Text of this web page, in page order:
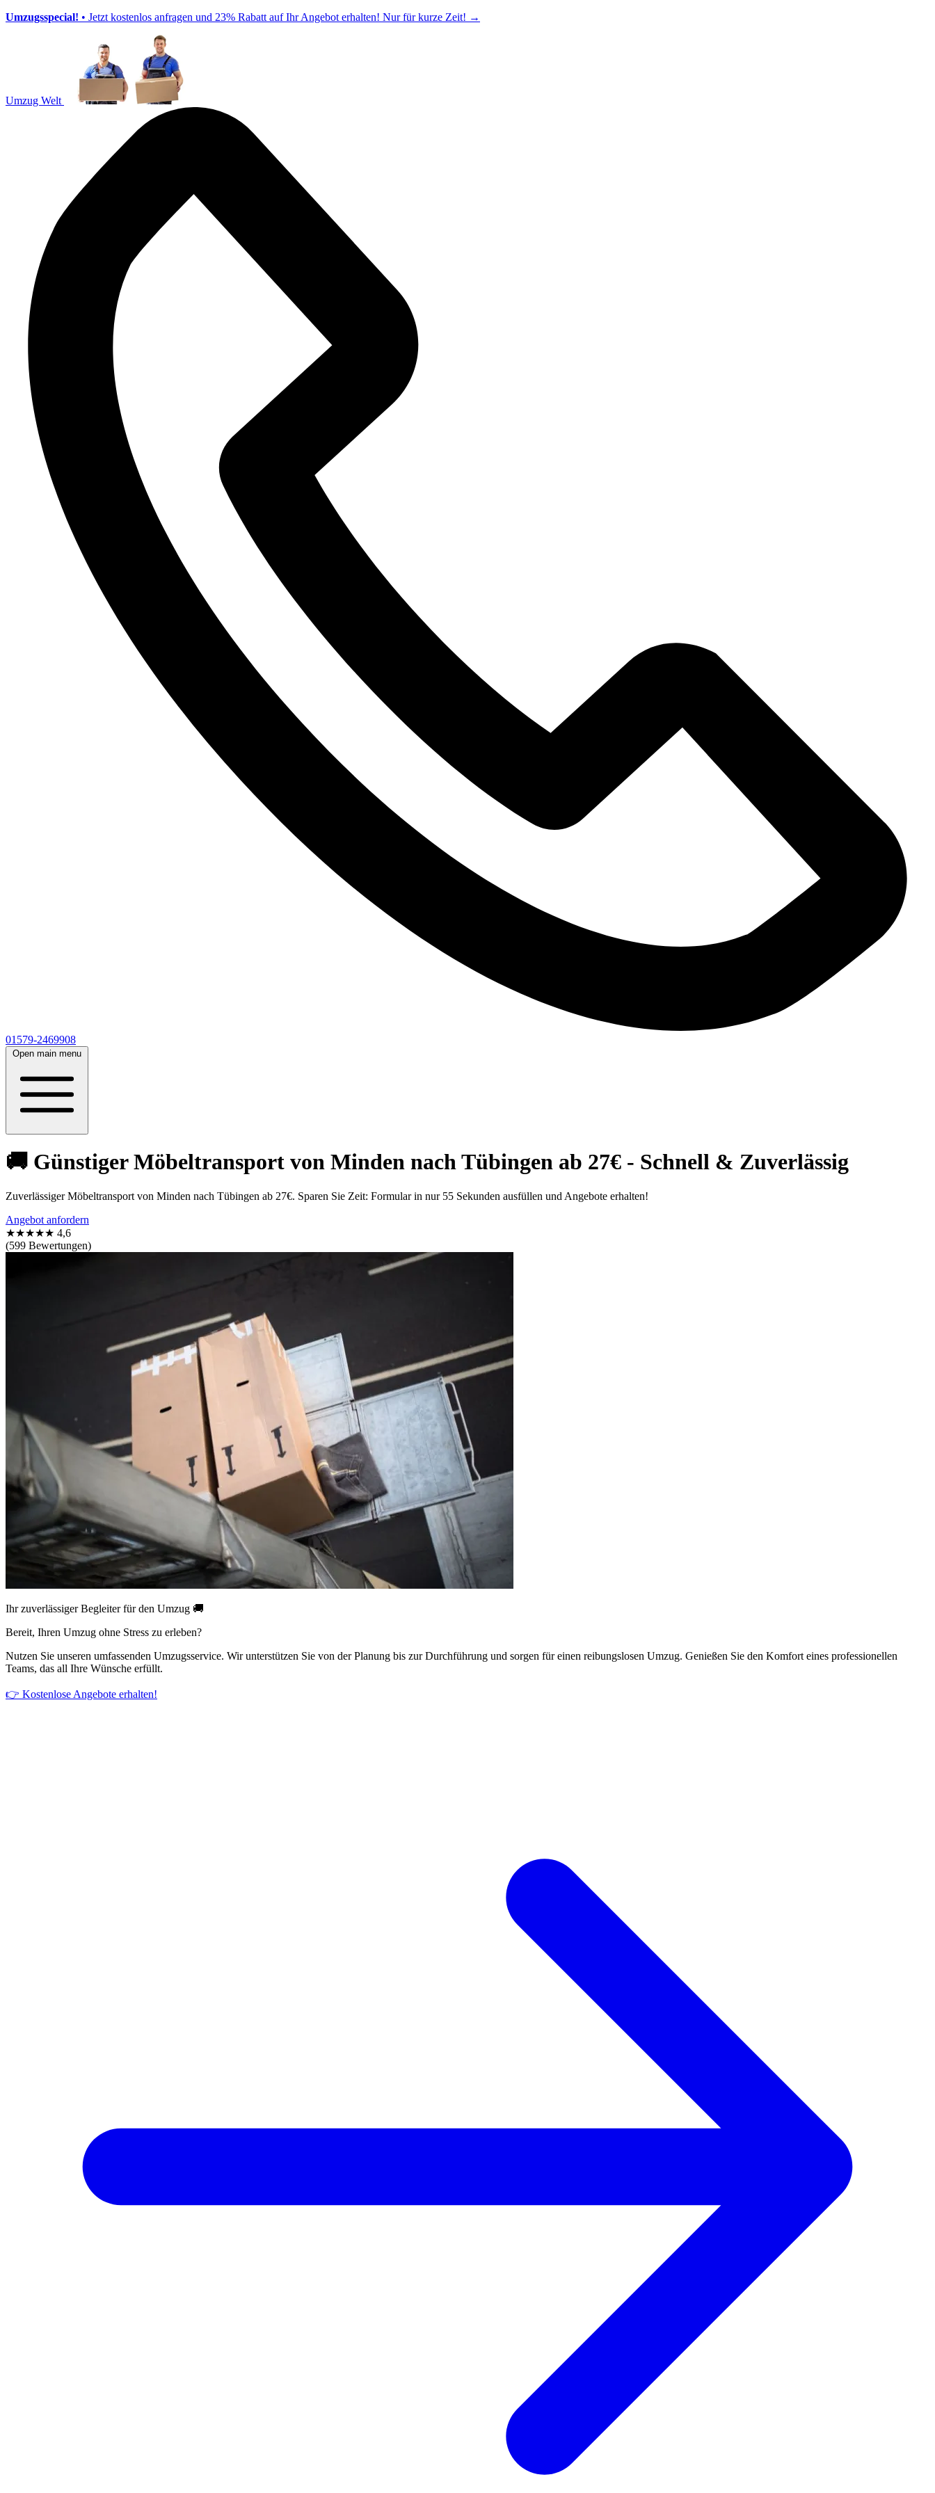
Umzugsspecial! • Jetzt kostenlos anfragen und 23% Rabatt auf Ihr Angebot erhalten! Nur für kurze Zeit! →
Umzug Welt
01579-2469908
Open main menu
🚚 Günstiger Möbeltransport von Minden nach Tübingen ab 27€ - Schnell & Zuverlässig
Zuverlässiger Möbeltransport von Minden nach Tübingen ab 27€. Sparen Sie Zeit: Formular in nur 55 Sekunden ausfüllen und Angebote erhalten!
Angebot anfordern
★★★★★ 4,6
(599 Bewertungen)
Ihr zuverlässiger Begleiter für den Umzug 🚚
Bereit, Ihren Umzug ohne Stress zu erleben?
Nutzen Sie unseren umfassenden Umzugsservice. Wir unterstützen Sie von der Planung bis zur Durchführung und sorgen für einen reibungslosen Umzug. Genießen Sie den Komfort eines professionellen
Teams, das all Ihre Wünsche erfüllt.
👉 Kostenlose Angebote erhalten!